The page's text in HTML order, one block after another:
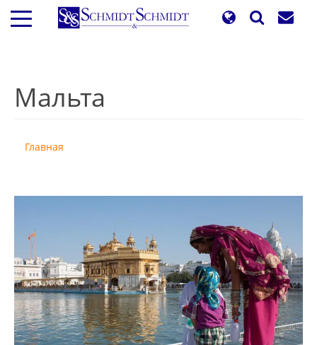
Перейти
Мальта
Главная